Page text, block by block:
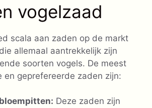
vogelzaad
scala aan zaden op de markt
allemaal aantrekkelijk zijn
soorten vogels. De meest
en geprefereerde zaden zijn:
Deze zaden zijn